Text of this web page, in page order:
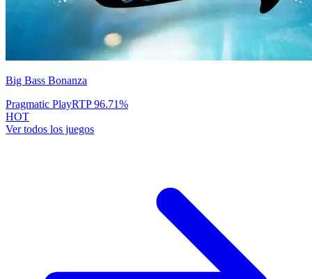
Big Bass Bonanza
Pragmatic PlayRTP96.71%
HOT
Ver todos los juegos